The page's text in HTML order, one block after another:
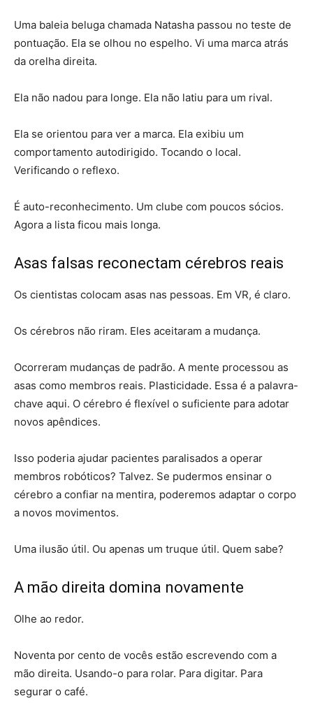
Uma baleia beluga chamada Natasha passou no teste de
pontuação. Ela se olhou no espelho. Vi uma marca atrás
da orelha direita.
Ela não nadou para longe. Ela não latiu para um rival.
Ela se orientou para ver a marca. Ela exibiu um
comportamento autodirigido. Tocando o local.
Verificando o reflexo.
É auto-reconhecimento. Um clube com poucos sócios.
Agora a lista ficou mais longa.
Asas falsas reconectam cérebros reais
Os cientistas colocam asas nas pessoas. Em VR, é claro.
Os cérebros não riram. Eles aceitaram a mudança.
Ocorreram mudanças de padrão. A mente processou as
asas como membros reais. Plasticidade. Essa é a palavra-
chave aqui. O cérebro é flexível o suficiente para adotar
novos apêndices.
Isso poderia ajudar pacientes paralisados ​​a operar
membros robóticos? Talvez. Se pudermos ensinar o
cérebro a confiar na mentira, poderemos adaptar o corpo
a novos movimentos.
Uma ilusão útil. Ou apenas um truque útil. Quem sabe?
A mão direita domina novamente
Olhe ao redor.
Noventa por cento de vocês estão escrevendo com a
mão direita. Usando-o para rolar. Para digitar. Para
segurar o café.